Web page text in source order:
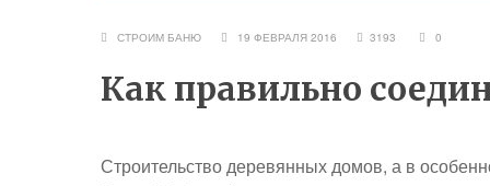
СТРОИМ БАНЮ 19 ФЕВРАЛЯ 2016 3193 0
Как правильно
Строительство деревянных домов, а в